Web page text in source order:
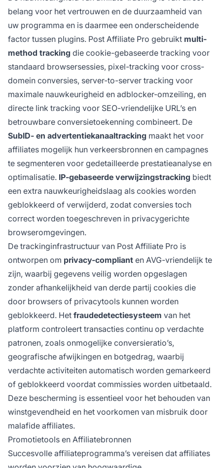
belang voor het vertrouwen en de duurzaamheid van
uw programma en is daarmee een onderscheidende
factor tussen plugins. Post Affiliate Pro gebruikt multi-
method tracking die cookie-gebaseerde tracking voor
standaard browsersessies, pixel-tracking voor cross-
domein conversies, server-to-server tracking voor
maximale nauwkeurigheid en adblocker-omzeiling, en
directe link tracking voor SEO-vriendelijke URL’s en
betrouwbare conversietoekenning combineert. De
SubID- en advertentiekanaaltracking maakt het voor
affiliates mogelijk hun verkeersbronnen en campagnes
te segmenteren voor gedetailleerde prestatieanalyse en
optimalisatie. IP-gebaseerde verwijzingstracking biedt
een extra nauwkeurigheidslaag als cookies worden
geblokkeerd of verwijderd, zodat conversies toch
correct worden toegeschreven in privacygerichte
browseromgevingen.
De trackinginfrastructuur van Post Affiliate Pro is
ontworpen om privacy-compliant en AVG-vriendelijk te
zijn, waarbij gegevens veilig worden opgeslagen
zonder afhankelijkheid van derde partij cookies die
door browsers of privacytools kunnen worden
geblokkeerd. Het fraudedetectiesysteem van het
platform controleert transacties continu op verdachte
patronen, zoals onmogelijke conversieratio’s,
geografische afwijkingen en botgedrag, waarbij
verdachte activiteiten automatisch worden gemarkeerd
of geblokkeerd voordat commissies worden uitbetaald.
Deze bescherming is essentieel voor het behouden van
winstgevendheid en het voorkomen van misbruik door
malafide affiliates.
Promotietools en Affiliatebronnen
Succesvolle affiliateprogramma’s vereisen dat affiliates